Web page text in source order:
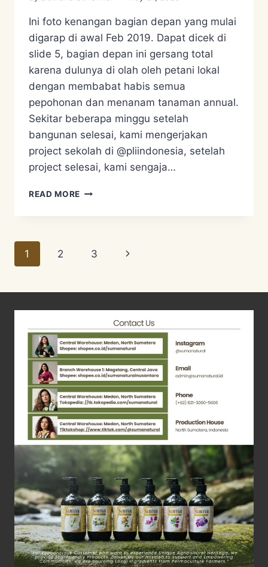
Ini foto kenangan bagian depan yang mulai
digarap di awal Feb 2019. Dapat dicek di
slide 5, bagian depan ini gersang total
karena dulunya di olah oleh petani lokal
dengan membabat habis semua
pepohonan dan menanam tanaman annual.
Sekitar beberapa minggu setelah
bangunan selesai, kami mengerjakan
project sekolah di @pliindonesia, setelah
project selesai, kami sengaja…
READ MORE OUR
GARDEN
AFTER
Page
1 2 3
Next